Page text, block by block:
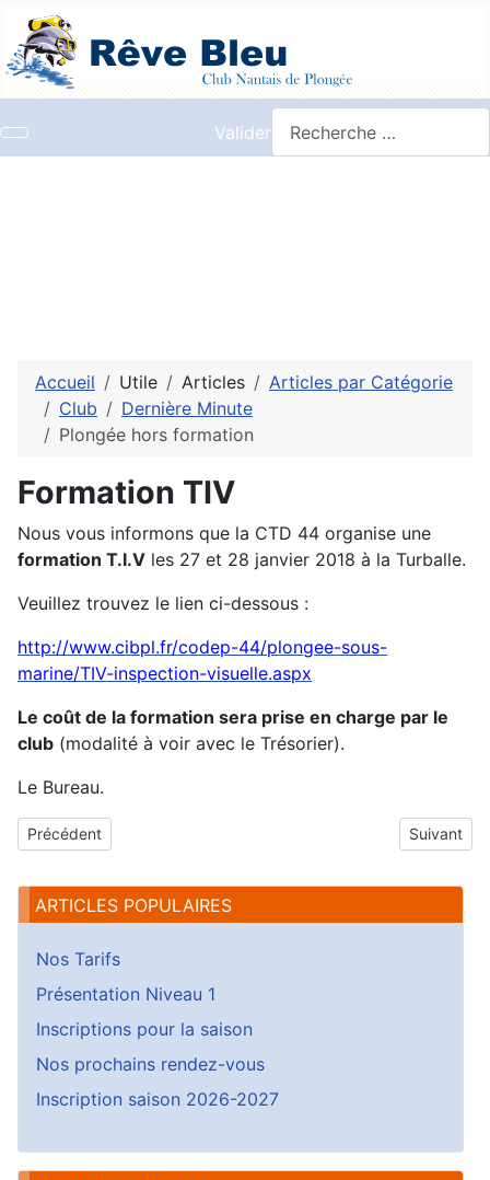
Valider
Accueil Utile Articles
Articles par Catégorie
Club
Dernière Minute
Plongée hors formation
Formation TIV
Nous vous informons que la CTD 44 organise une
formation T.I.V les 27 et 28 janvier 2018 à la Turballe.
Veuillez trouvez le lien ci-dessous :
http://www.cibpl.fr/codep-44/plongee-sous-
marine/TIV-inspection-visuelle.aspx
Le coût de la formation sera prise en charge par le
club (modalité à voir avec le Trésorier).
Le Bureau.
Article précédent : Salon de la plongée
Précédent Article
Suivant
ARTICLES POPULAIRES
Nos Tarifs
Présentation Niveau 1
Inscriptions pour la saison
Nos prochains rendez-vous
Inscription saison 2026-2027